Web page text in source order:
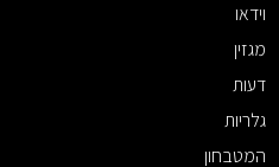
וידאו
מגזין
דעות
גלריות
המטבחון